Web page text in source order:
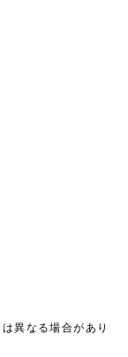
異なる場合があり